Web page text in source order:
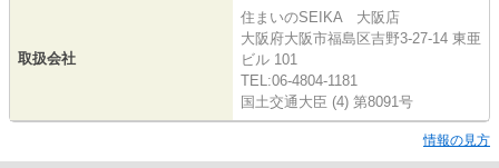
取扱会社
住まいのSEIKA 大阪店
大阪府大阪市福島区吉野3-27-14 東亜
ビル 101
TEL:06-4804-1181
国土交通大臣 (4) 第8091号
情報の見方